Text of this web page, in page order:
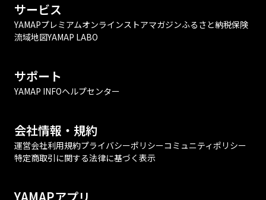
サービス
YAMAPプレミアムオンラインストアマガジンふるさと納税保険
流域地図YAMAP LABO
サポート
YAMAP INFOヘルプセンター
会社情報・規約
運営会社利用規約プライバシーポリシーコミュニティポリシー
特定商取引に関する法律に基づく表示